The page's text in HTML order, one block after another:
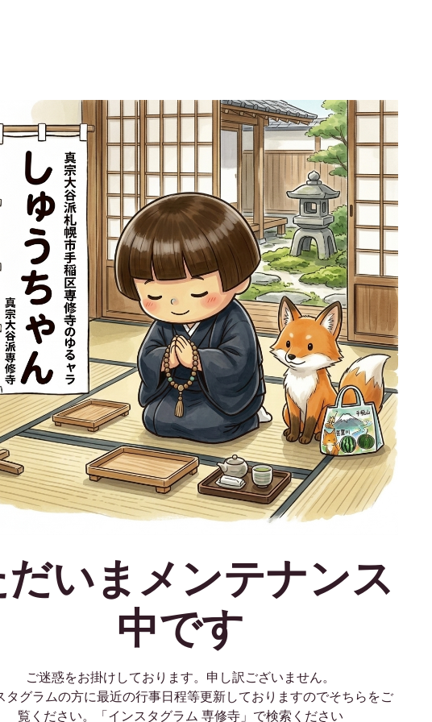
いまメンテナンス
中です
ご迷惑をお掛けしております。申し訳ございません。
タグラムの方に最近の行事日程等更新しておりますのでそちらをご
覧ください。「インスタグラム 専修寺」で検索ください